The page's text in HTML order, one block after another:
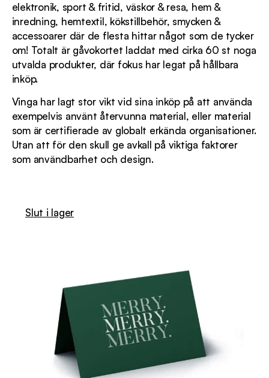
elektronik, sport & fritid, väskor & resa, hem &
inredning, hemtextil, kökstillbehör, smycken &
accessoarer där de flesta hittar något som de tycker
om! Totalt är gåvokortet laddat med cirka 60 st noga
utvalda produkter, där fokus har legat på hållbara
inköp.
Vinga har lagt stor vikt vid sina inköp på att använda
exempelvis använt återvunna material, eller material
som är certifierade av globalt erkända organisationer.
Utan att för den skull ge avkall på viktiga faktorer
som användbarhet och design.
Slut i lager